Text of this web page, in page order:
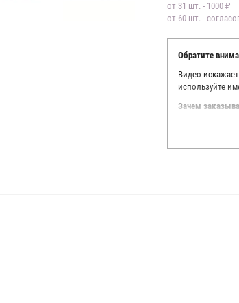
от 31 шт. - 1000 ₽
от 60 шт. -
Обратите
Видео
используйте
Зачем
Мы делаем все
Мы
находить